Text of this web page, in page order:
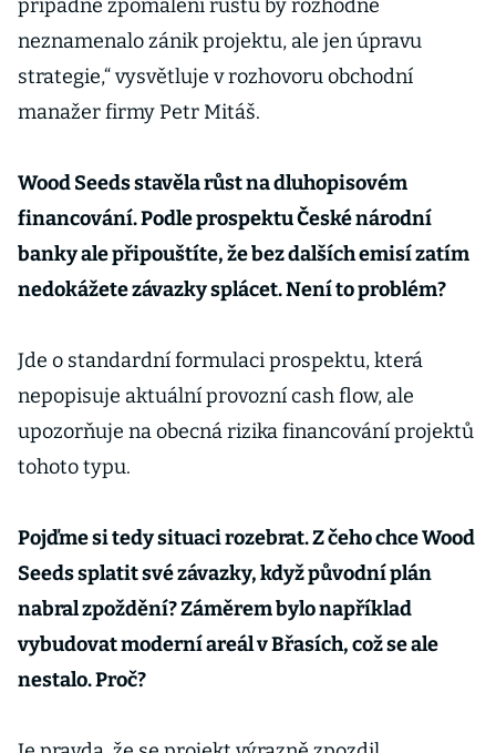
případné zpomalení růstu by rozhodně
neznamenalo zánik projektu, ale jen úpravu
strategie,“ vysvětluje v rozhovoru obchodní
manažer firmy Petr Mitáš.
Wood Seeds stavěla růst na dluhopisovém
financování. Podle prospektu České národní
banky ale připouštíte, že bez dalších emisí zatím
nedokážete závazky splácet. Není to problém?
Jde o standardní formulaci prospektu, která
nepopisuje aktuální provozní cash flow, ale
upozorňuje na obecná rizika financování projektů
tohoto typu.
Pojďme si tedy situaci rozebrat. Z čeho chce Wood
Seeds splatit své závazky, když původní plán
nabral zpoždění? Záměrem bylo například
vybudovat moderní areál v Břasích, což se ale
nestalo. Proč?